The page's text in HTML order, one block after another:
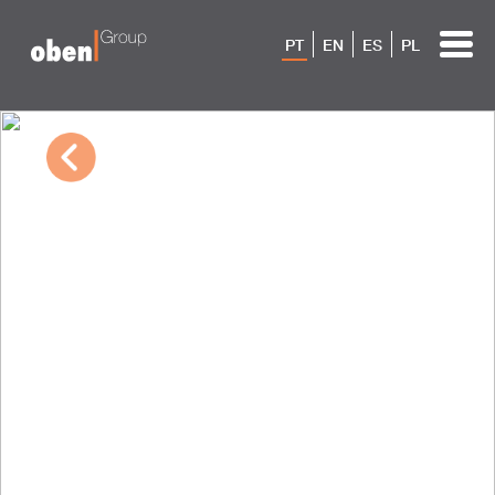
PT EN ES PL